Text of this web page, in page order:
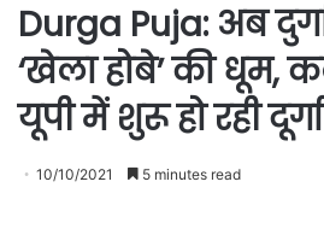
Durga Puja: अब
‘खेला होबे’ की धूम,
यूपी में शुरू हो रही
10/10/2021 5 minutes read